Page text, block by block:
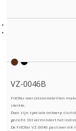
VZ-0046B
FitOfar overzetzonnebrillen
sterkte.
Door zijn speciale ontwerp sluit
gezicht. Dit vermindert het
De FitOfar VZ-0046 past over